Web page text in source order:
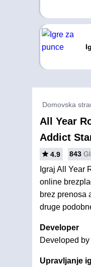
Domovska
All Year
Addict
4.9 843
Igraj All Year
online
brez prenosa
druge
Developer
Developed
Upravljanje